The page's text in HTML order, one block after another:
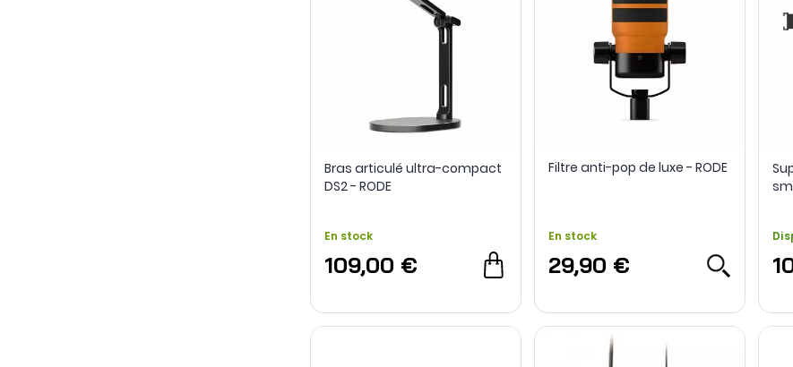
Bras articulé ultra-compact
DS2 - RODE
En stock
109,00 €
Filtre anti-pop de luxe - RODE
En stock
29,90 €